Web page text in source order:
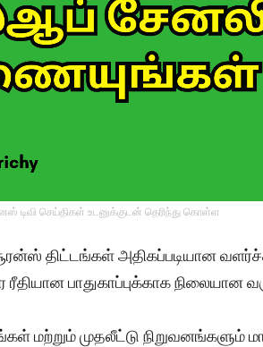
டிவி செய்திகள் உடனுக்குடன் தெரிந்து கொள்ள
திட்டங்கள் அதிகப்படியான
ரீதியான பாதுகாப்புக்காக
மற்றும் முதலீட்டு நிறுவனங்களும்